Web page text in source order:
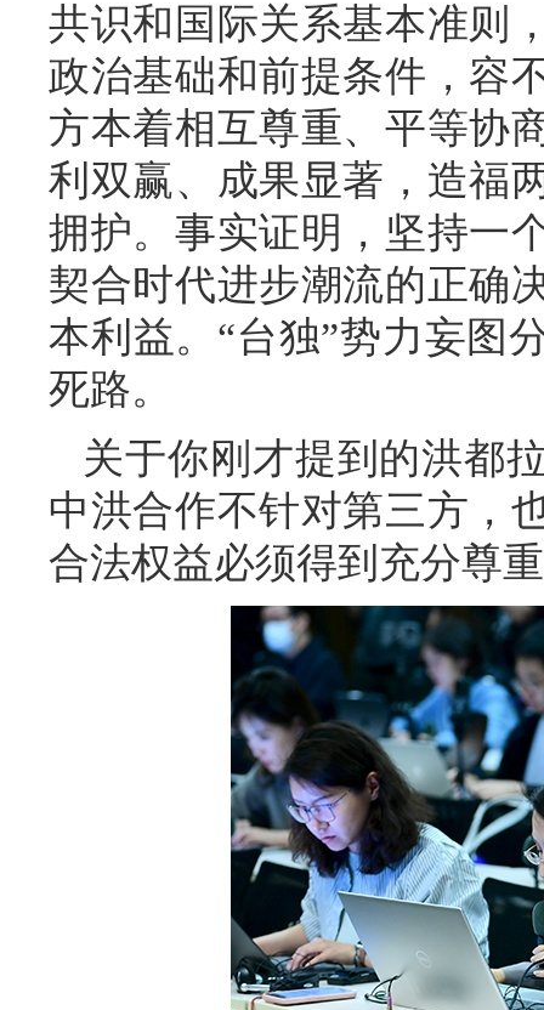
共识和国际关系基本准则
政治基础和前提条件，容
方本着相互尊重、平等协
利双赢、成果显著，造福
拥护。事实证明，坚持一
契合时代进步潮流的正确
本利益。“台独”势力妄图
死路。
关于你刚才提到的洪都
中洪合作不针对第三方，
合法权益必须得到充分尊